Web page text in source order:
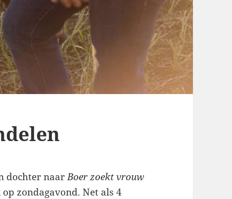
dochter naarBoer zoekt vrouw
zondagavond. Net als 4